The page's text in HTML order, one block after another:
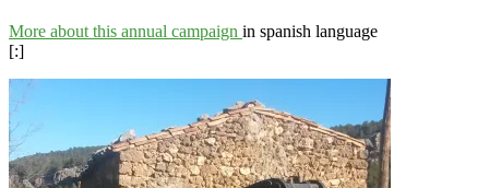
More about this annual campaign in spanish language
[:]